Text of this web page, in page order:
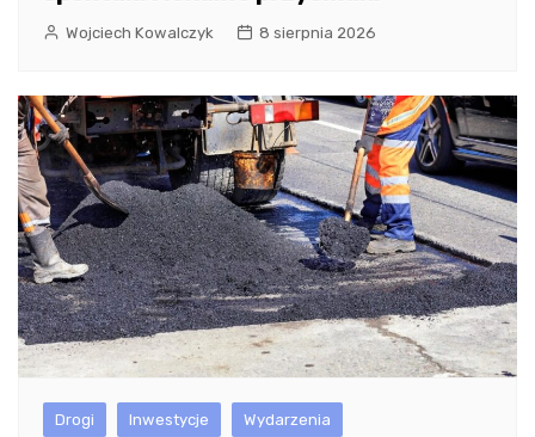
Wojciech Kowalczyk 8 sierpnia 2026
Drogi Inwestycje Wydarzenia